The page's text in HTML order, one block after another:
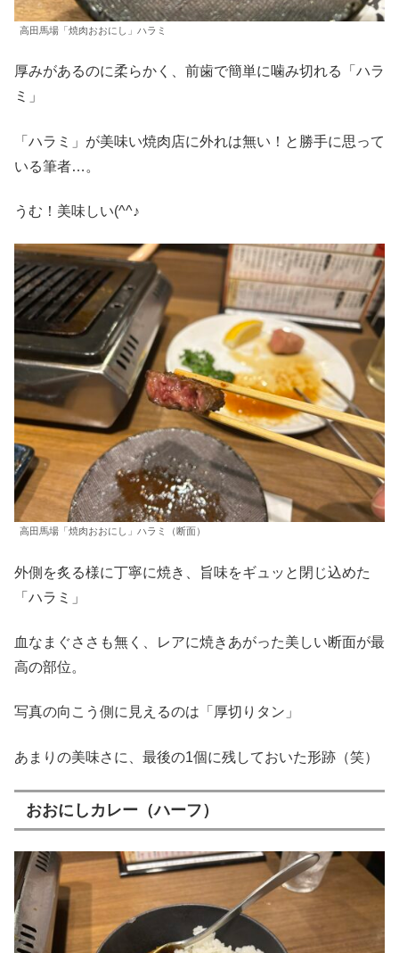
高田馬場「焼肉おおにし」ハラミ
厚みがあるのに柔らかく、前歯で簡単に噛み切れる「ハラ
ミ」
「ハラミ」が美味い焼肉店に外れは無い！と勝手に思って
いる筆者…。
うむ！美味しい(^^♪
高田馬場「焼肉おおにし」ハラミ（断面）
外側を炙る様に丁寧に焼き、旨味をギュッと閉じ込めた
「ハラミ」
血なまぐささも無く、レアに焼きあがった美しい断面が最
高の部位。
写真の向こう側に見えるのは「厚切りタン」
あまりの美味さに、最後の1個に残しておいた形跡（笑）
おおにしカレー（ハーフ）